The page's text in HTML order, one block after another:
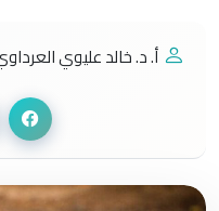
أ. د. خالد عليوي